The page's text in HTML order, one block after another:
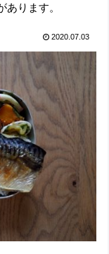
ります。
2020.07.03